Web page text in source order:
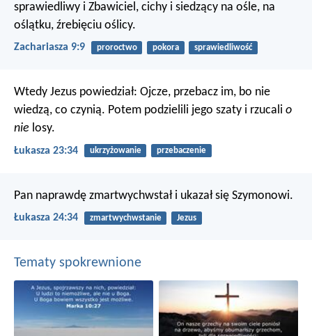
sprawiedliwy i Zbawiciel, cichy i siedzący na ośle, na
oślątku, źrebięciu oślicy.
Zachariasza 9:9 proroctwo pokora sprawiedliwość
Wtedy Jezus powiedział: Ojcze, przebacz im, bo nie
wiedzą, co czynią. Potem podzielili jego szaty i rzucali o
nie losy.
Łukasza 23:34 ukrzyżowanie przebaczenie
Pan naprawdę zmartwychwstał i ukazał się Szymonowi.
Łukasza 24:34 zmartwychwstanie Jezus
Tematy spokrewnione